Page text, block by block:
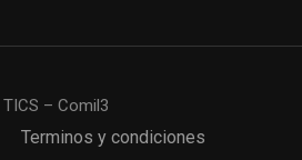
TICS – Comil3
Terminos y condiciones